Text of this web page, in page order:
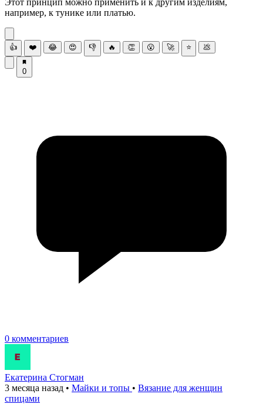
например, к тунике или платью.
👍 ❤️ 😂 😍 👎 🔥 👏 😮 🚀 ⭐ 💩
0
0 комментариев
Екатерина Стогман
3 месяца назад • Майки и топы • Вязание для женщин
спицами